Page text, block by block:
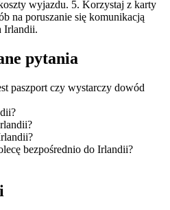
wyjazdu. 5. Korzystaj z karty
na poruszanie się komunikacją
Irlandii.
pytania
paszport czy wystarczy dowód
bezpośrednio do Irlandii?